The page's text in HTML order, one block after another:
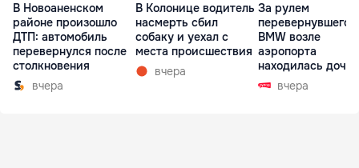
В Новоаненском
районе произошло
ДТП: автомобиль
перевернулся после
столкновения
вчера
В Колонице водитель
насмерть сбил
собаку и уехал с
места происшествия
вчера
За рулем
BMW возле
аэропорта
находилась дочь
директора лицея
вчера